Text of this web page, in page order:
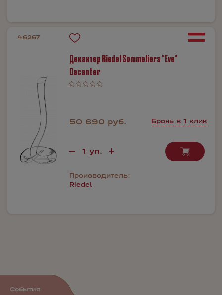
46267
Декантер Riedel Sommeliers "Eve"
Decanter
50 690 руб. Бронь в 1 клик
Производитель:
Riedel
События